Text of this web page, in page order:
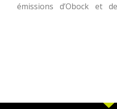
émissions d’Obock et